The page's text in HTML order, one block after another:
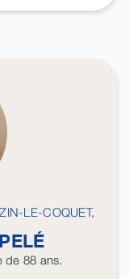
LE-COQUET,
PELÉ
de 88 ans.